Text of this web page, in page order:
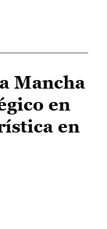
Mancha
en
en